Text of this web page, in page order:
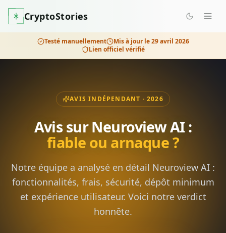
CryptoStories
Testé manuellement Mis à jour le29 avril 2026
Lien officiel vérifié
AVIS INDÉPENDANT · 2026
Avis surNeuroview AI:
fiable ou arnaque ?
Notre équipe a analysé en détail Neuroview AI :
fonctionnalités, frais, sécurité, dépôt minimum
et expérience utilisateur. Voici notre verdict
honnête.